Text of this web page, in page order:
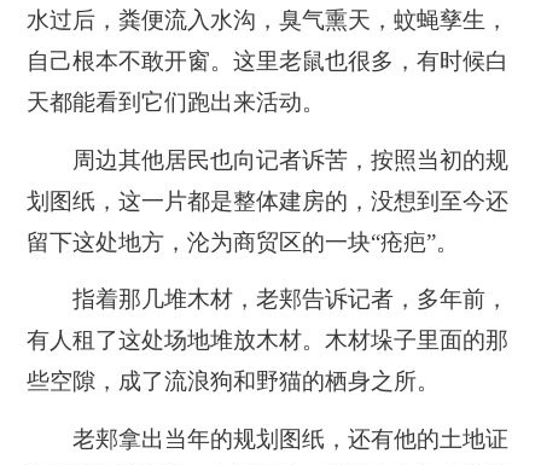
水过后，粪便流入水沟，臭气熏天，蚊蝇孳生，
自己根本不敢开窗。这里老鼠也很多，有时候白
天都能看到它们跑出来活动。
周边其他居民也向记者诉苦，按照当初的规
划图纸，这一片都是整体建房的，没想到至今还
留下这处地方，沦为商贸区的一块“疮疤”。
指着那几堆木材，老郏告诉记者，多年前，
有人租了这处场地堆放木材。木材垛子里面的那
些空隙，成了流浪狗和野猫的栖身之所。
老郏拿出当年的规划图纸，还有他的土地证